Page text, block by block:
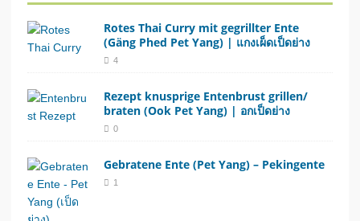
Rotes Thai Curry mit gegrillter Ente
(Gäng Phed Pet Yang) | แกงเผ็ดเป็ดย่าง
4
Rezept knusprige Entenbrust grillen/
braten (Ook Pet Yang) | อกเป็ดย่าง
0
Gebratene Ente (Pet Yang) – Pekingente
1